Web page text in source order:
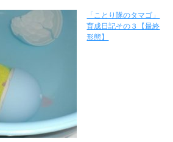
「ことり隊のタマゴ」
育成日記その３【最終
形態】